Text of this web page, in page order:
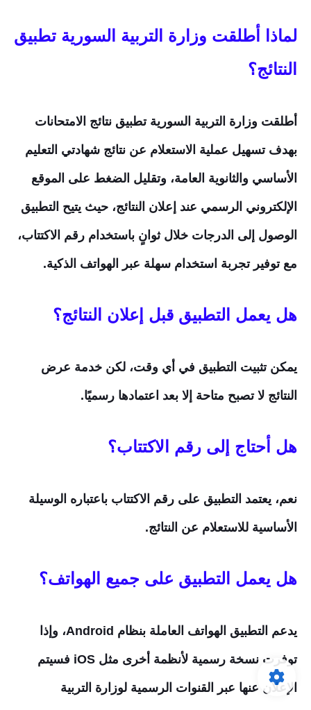
لماذا أطلقت وزارة التربية السورية تطبيق
النتائج؟
أطلقت وزارة التربية السورية تطبيق نتائج الامتحانات
بهدف تسهيل عملية الاستعلام عن نتائج شهادتي التعليم
الأساسي والثانوية العامة، وتقليل الضغط على الموقع
الإلكتروني الرسمي عند إعلان النتائج، حيث يتيح التطبيق
الوصول إلى الدرجات خلال ثوانٍ باستخدام رقم الاكتتاب،
مع توفير تجربة استخدام سهلة عبر الهواتف الذكية.
هل يعمل التطبيق قبل إعلان النتائج؟
يمكن تثبيت التطبيق في أي وقت، لكن خدمة عرض
النتائج لا تصبح متاحة إلا بعد اعتمادها رسميًا.
هل أحتاج إلى رقم الاكتتاب؟
نعم، يعتمد التطبيق على رقم الاكتتاب باعتباره الوسيلة
الأساسية للاستعلام عن النتائج.
هل يعمل التطبيق على جميع الهواتف؟
يدعم التطبيق الهواتف العاملة بنظام Android، وإذا
توفرت نسخة رسمية لأنظمة أخرى مثل iOS فسيتم
الإعلان عنها عبر القنوات الرسمية لوزارة التربية